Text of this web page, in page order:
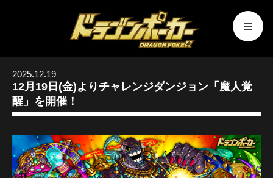
2025.12.19
12月19日(金)よりチャレンジダンジョン「魔人覚
醒」を開催！